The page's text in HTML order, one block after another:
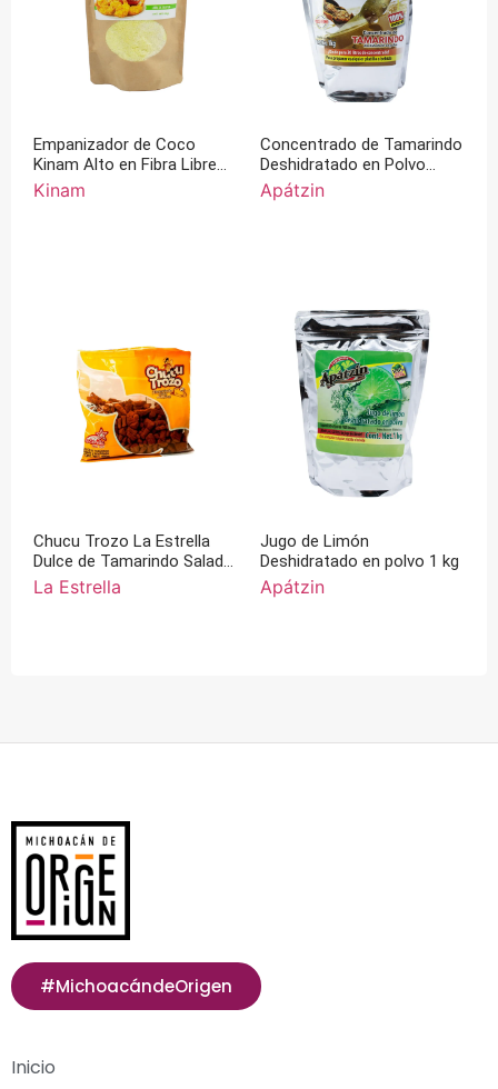
Empanizador de Coco
Kinam Alto en Fibra Libre
de Gluten 100% Artesanal
Kinam
Concentrado de Tamarindo
Deshidratado en Polvo
Swiss Frut Apátzin 100%
Natural
Apátzin
Chucu Trozo La Estrella
Dulce de Tamarindo Salado
y Enchilado 400g
La Estrella
Jugo de Limón
Deshidratado en polvo 1 kg
Apátzin
#MichoacándeOrigen
Inicio